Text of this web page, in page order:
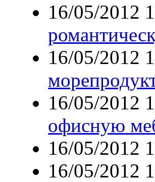
16/05/2012
16/05/2012
16/05/2012
офисную
16/05/2012
16/05/2012